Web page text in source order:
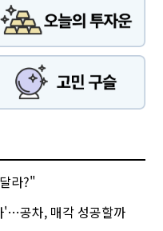
라?"
'…공차, 매각 성공할까